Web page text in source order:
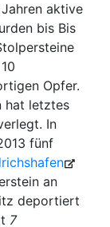
aktive
bis Bis
Opfer.
hat letztes
In
fünf
an
deportiert
7